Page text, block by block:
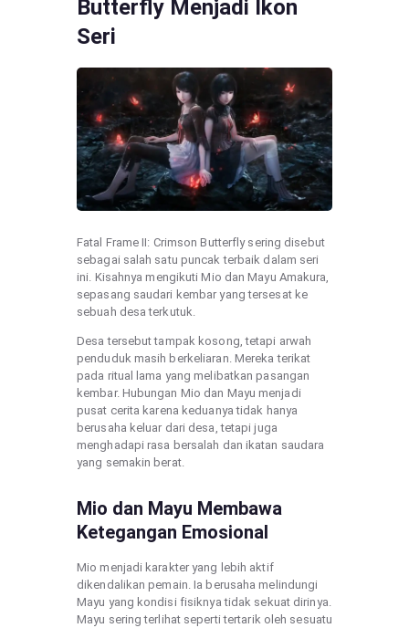
Butterfly Menjadi Ikon
Seri
Fatal Frame II: Crimson Butterfly sering disebut
sebagai salah satu puncak terbaik dalam seri
ini. Kisahnya mengikuti Mio dan Mayu Amakura,
sepasang saudari kembar yang tersesat ke
sebuah desa terkutuk.
Desa tersebut tampak kosong, tetapi arwah
penduduk masih berkeliaran. Mereka terikat
pada ritual lama yang melibatkan pasangan
kembar. Hubungan Mio dan Mayu menjadi
pusat cerita karena keduanya tidak hanya
berusaha keluar dari desa, tetapi juga
menghadapi rasa bersalah dan ikatan saudara
yang semakin berat.
Mio dan Mayu Membawa
Ketegangan Emosional
Mio menjadi karakter yang lebih aktif
dikendalikan pemain. Ia berusaha melindungi
Mayu yang kondisi fisiknya tidak sekuat dirinya.
Mayu sering terlihat seperti tertarik oleh sesuatu